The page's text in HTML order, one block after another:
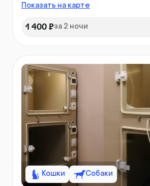
Показать на карте
1 400 ₽за 2 ночи
Кошки Собаки